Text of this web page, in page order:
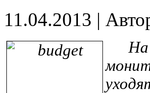
11.04.2013 |
На